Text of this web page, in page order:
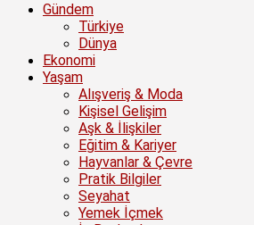
Gündem
Türkiye
Dünya
Ekonomi
Yaşam
Alışveriş & Moda
Kişisel Gelişim
Aşk & İlişkiler
Eğitim & Kariyer
Hayvanlar & Çevre
Pratik Bilgiler
Seyahat
Yemek İçmek